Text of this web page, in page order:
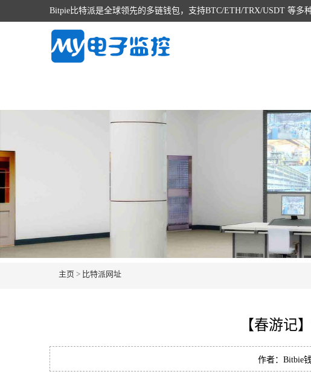
Bitpie比特派是全球领先的多链钱包，支持BTC/ETH/TRX/USDT 等多
主页 > 比特派网址
【春游记
作者：Bitbie